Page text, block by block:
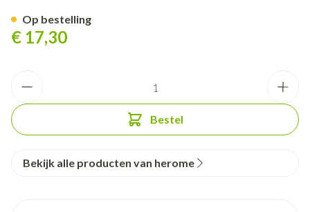
€ 17,30
Bestel
Op bestelling
Bekijk alle producten van herome